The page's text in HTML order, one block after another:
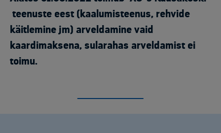
teenuste eest (kaalumisteenus, rehvide
käitlemine jm) arveldamine vaid
kaardimaksena, sularahas arveldamist ei
toimu.